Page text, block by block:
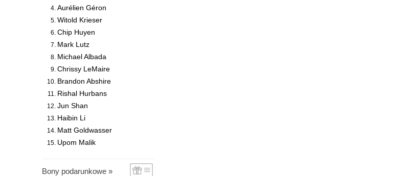
Aurélien Géron
Witold Krieser
Chip Huyen
Mark Lutz
Michael Albada
Chrissy LeMaire
Brandon Abshire
Rishal Hurbans
Jun Shan
Haibin Li
Matt Goldwasser
Upom Malik
Bony podarunkowe »